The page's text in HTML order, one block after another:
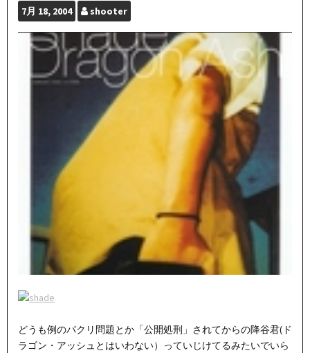
7月 18, 2004 shooter
どうも例のパクリ問題とか「公開処刑」されてからの降谷君(ド
ラゴン・アッシュとはいわない）っていじけてるみたいでいら